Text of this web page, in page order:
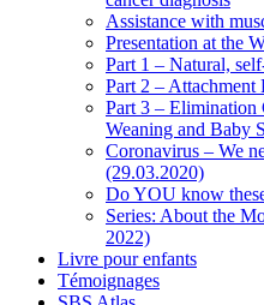
Assistance with
Presentation at the
Part 1 – Natural,
Part 2 – Attachment
Part 3 – Elimination
Weaning and Baby
Coronavirus – We
(29.03.2020)
Do YOU know
Series: About the
2022)
Livre pour enfants
Témoignages